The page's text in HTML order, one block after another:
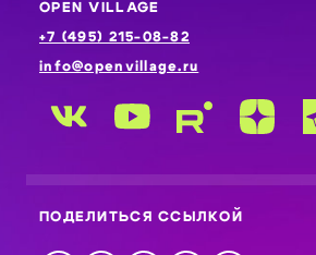
OPEN VILLAGE
+7 (495) 215-08-82
info@openvillage.ru
ПОДЕЛИТЬСЯ ССЫЛКОЙ